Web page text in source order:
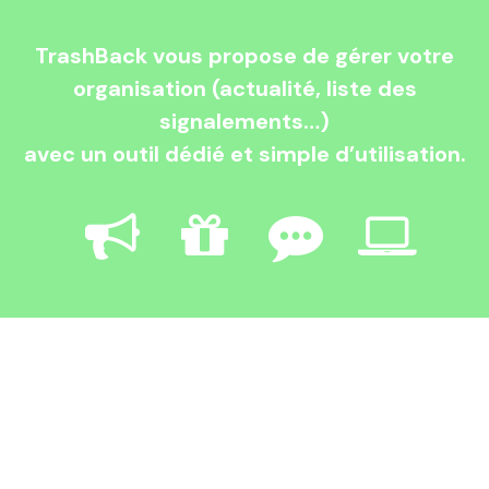
TrashBack vous propose de gérer votre
organisation (actualité, liste des
signalements…)
avec un outil dédié et simple d’utilisation.